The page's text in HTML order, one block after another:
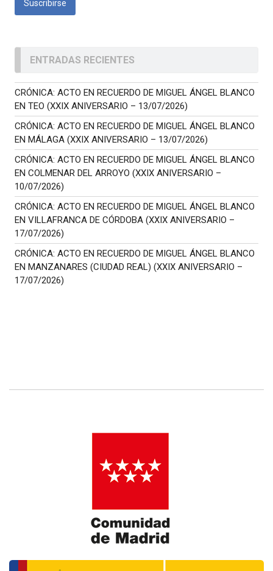
ENTRADAS RECIENTES
CRÓNICA: ACTO EN RECUERDO DE MIGUEL ÁNGEL BLANCO
EN TEO (XXIX ANIVERSARIO – 13/07/2026)
CRÓNICA: ACTO EN RECUERDO DE MIGUEL ÁNGEL BLANCO
EN MÁLAGA (XXIX ANIVERSARIO – 13/07/2026)
CRÓNICA: ACTO EN RECUERDO DE MIGUEL ÁNGEL BLANCO
EN COLMENAR DEL ARROYO (XXIX ANIVERSARIO –
10/07/2026)
CRÓNICA: ACTO EN RECUERDO DE MIGUEL ÁNGEL BLANCO
EN VILLAFRANCA DE CÓRDOBA (XXIX ANIVERSARIO –
17/07/2026)
CRÓNICA: ACTO EN RECUERDO DE MIGUEL ÁNGEL BLANCO
EN MANZANARES (CIUDAD REAL) (XXIX ANIVERSARIO –
17/07/2026)